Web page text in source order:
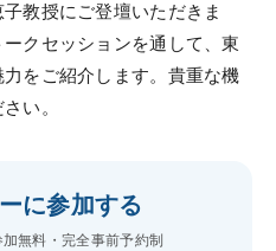
教授にご登壇いただきま
クセッションを通して、東
をご紹介します。貴重な機
い。
に参加する
無料・完全事前予約制